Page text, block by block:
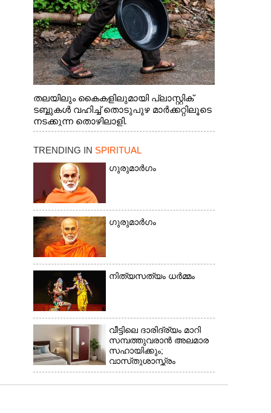
തലയിലും കൈകളിലുമായി പ്ലാസ്റ്റിക്
ടബ്ബുകൾ വഹിച്ച് തൊടുപുഴ മാർക്കറ്റിലൂടെ
നടക്കുന്ന തൊഴിലാളി.
TRENDING IN SPIRITUAL
ഗുരുമാർഗം
ഗുരുമാർഗം
നിത്യസത്യം ധർമ്മം
വീട്ടിലെ ദാരിദ്ര്യം മാറി
സമ്പത്തുവരാൻ അലമാര
സഹായിക്കും;
വാസ്‌തുശാസ്ത്രം
പറയുന്നത് അനുസരിക്കാം